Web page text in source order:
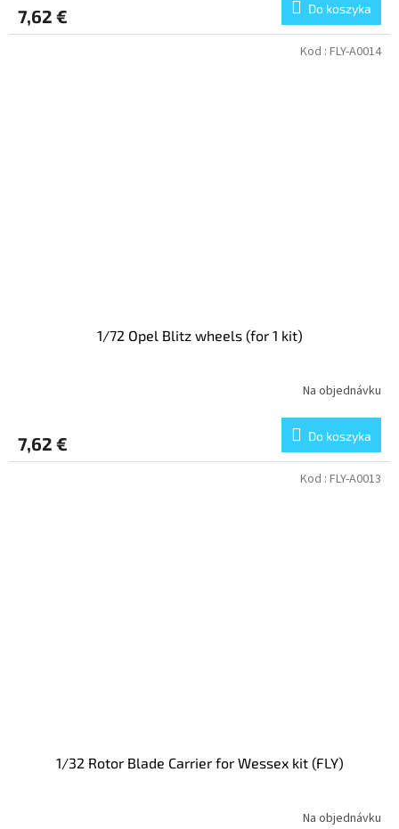
7,62 € Do koszyka
1/72 Opel Blitz wheels (for 1 kit)
Na objednávku
7,62 € Do koszyka
Kod : FLY-A0014
1/32 Rotor Blade Carrier for Wessex kit (FLY)
Na objednávku
Kod : FLY-A0013